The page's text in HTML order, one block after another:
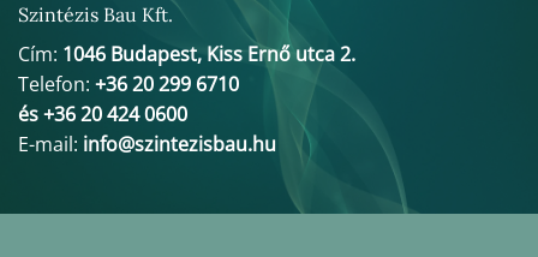
Szintézis Bau Kft.
Cím: 1046 Budapest, Kiss Ernő utca 2.
Telefon: +36 20 299 6710
és +36 20 424 0600
E-mail: info@szintezisbau.hu